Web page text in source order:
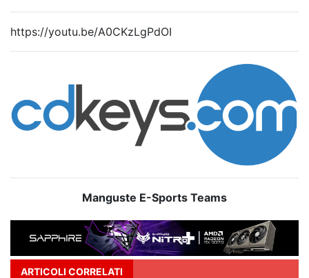
https://youtu.be/A0CKzLgPdOI
Manguste E-Sports Teams
ARTICOLI CORRELATI